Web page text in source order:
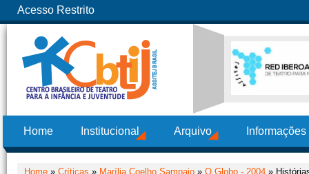
Acesso Restrito
Home Institucional Arquivo
Home » Críticas » Marília Coelho Sampaio » O Globo - 2004 »